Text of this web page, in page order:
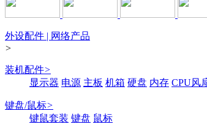
外设配件 | 网络产品
>
装机配件>
显示器 电源 主板 机箱 硬盘 内存 CPU风
键盘/鼠标>
键鼠套装 键盘 鼠标